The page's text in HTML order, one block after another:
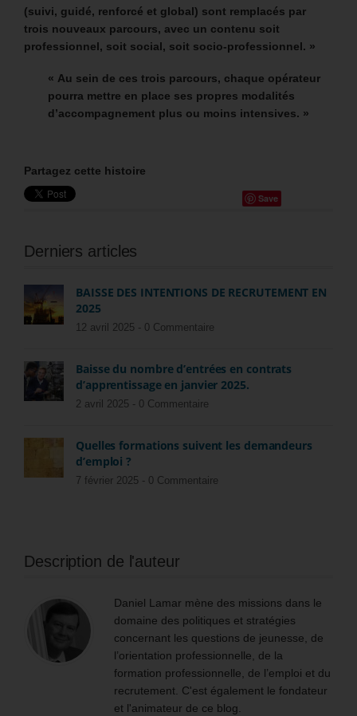
(suivi, guidé, renforcé et global) sont remplacés par
trois nouveaux parcours, avec un contenu soit
professionnel, soit social, soit socio-professionnel. »
« Au sein de ces trois parcours, chaque opérateur
pourra mettre en place ses propres modalités
d’accompagnement plus ou moins intensives. »
Partagez cette histoire
Save
Derniers articles
BAISSE DES INTENTIONS DE RECRUTEMENT EN
2025
12 avril 2025 - 0 Commentaire
Baisse du nombre d’entrées en contrats
d’apprentissage en janvier 2025.
2 avril 2025 - 0 Commentaire
Quelles formations suivent les demandeurs
d’emploi ?
7 février 2025 - 0 Commentaire
Description de l'auteur
Daniel Lamar mène des missions dans le
domaine des politiques et stratégies
concernant les questions de jeunesse, de
l’orientation professionnelle, de la
formation professionnelle, de l’emploi et du
recrutement. C'est également le fondateur
et l'animateur de ce blog.